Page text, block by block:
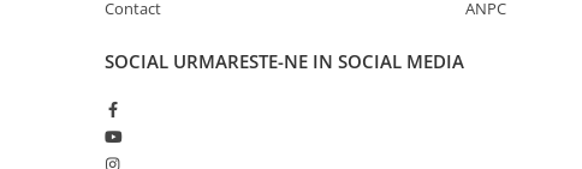
Contact
ANPC
SOCIAL URMARESTE-NE IN SOCIAL MEDIA